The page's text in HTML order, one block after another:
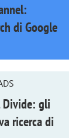
di Google
Divide: gli
ricerca di